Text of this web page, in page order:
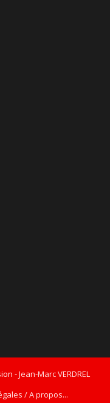
-Jean-Marc VERDREL
/ A propos...